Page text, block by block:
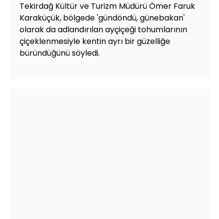
Tekirdağ Kültür ve Turizm Müdürü Ömer Faruk
Karaküçük, bölgede 'gündöndü, günebakan'
olarak da adlandırılan ayçiçeği tohumlarının
çiçeklenmesiyle kentin ayrı bir güzelliğe
büründüğünü söyledi.